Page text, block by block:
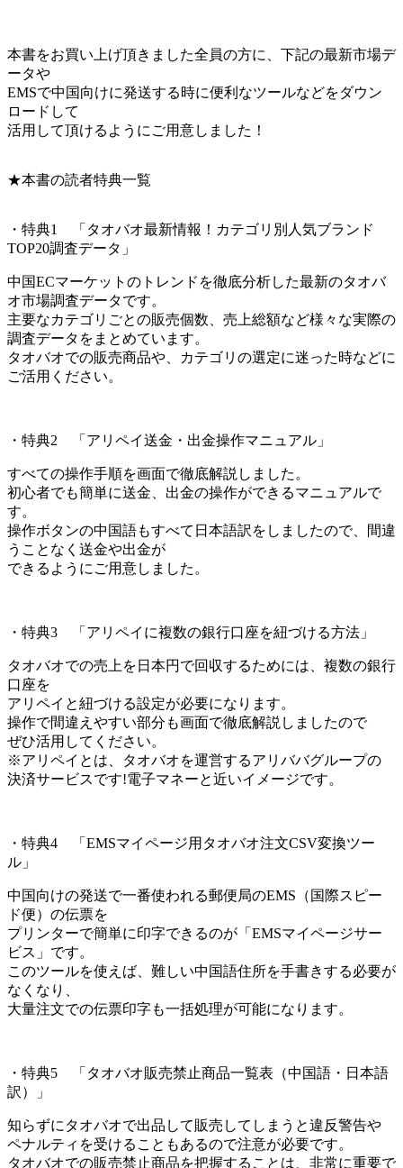
本書をお買い上げ頂きました全員の方に、下記の最新市場デ
ータや
EMSで中国向けに発送する時に便利なツールなどをダウン
ロードして
活用して頂けるようにご用意しました！
★本書の読者特典一覧
・特典1 「タオバオ最新情報！カテゴリ別人気ブランド
TOP20調査データ」
中国ECマーケットのトレンドを徹底分析した最新のタオバ
オ市場調査データです。
主要なカテゴリごとの販売個数、売上総額など様々な実際の
調査データをまとめています。
タオバオでの販売商品や、カテゴリの選定に迷った時などに
ご活用ください。
・特典2 「アリペイ送金・出金操作マニュアル」
すべての操作手順を画面で徹底解説しました。
初心者でも簡単に送金、出金の操作ができるマニュアルで
す。
操作ボタンの中国語もすべて日本語訳をしましたので、間違
うことなく送金や出金が
できるようにご用意しました。
・特典3 「アリペイに複数の銀行口座を紐づける方法」
タオバオでの売上を日本円で回収するためには、複数の銀行
口座を
アリペイと紐づける設定が必要になります。
操作で間違えやすい部分も画面で徹底解説しましたので
ぜひ活用してください。
※アリペイとは、タオバオを運営するアリババグループの
決済サービスです!電子マネーと近いイメージです。
・特典4 「EMSマイページ用タオバオ注文CSV変換ツー
ル」
中国向けの発送で一番使われる郵便局のEMS（国際スピー
ド便）の伝票を
プリンターで簡単に印字できるのが「EMSマイページサー
ビス」です。
このツールを使えば、難しい中国語住所を手書きする必要が
なくなり、
大量注文での伝票印字も一括処理が可能になります。
・特典5 「タオバオ販売禁止商品一覧表（中国語・日本語
訳）」
知らずにタオバオで出品して販売してしまうと違反警告や
ペナルティを受けることもあるので注意が必要です。
タオバオでの販売禁止商品を把握することは、非常に重要で